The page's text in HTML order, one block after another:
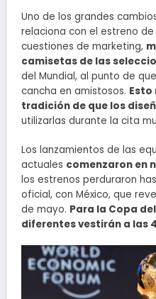
Uno de los grandes
relaciona con el estreno
cuestiones de marketing,
camisetas de las
del Mundial, al punto de
cancha en amistosos.
tradición de que los
utilizarlas durante la cita
Los lanzamientos de las
actuales comenzaron en
los estrenos perduraron
oficial, con México, que
de mayo. Para la Copa
diferentes vestirán a las